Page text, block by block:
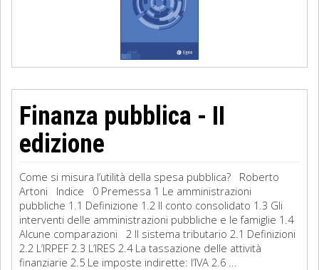
Finanza pubblica - II
edizione
Come si misura l’utilità della spesa pubblica? Roberto
Artoni Indice 0 Premessa 1 Le amministrazioni
pubbliche 1.1 Definizione 1.2 Il conto consolidato 1.3 Gli
interventi delle amministrazioni pubbliche e le famiglie 1.4
Alcune comparazioni 2 Il sistema tributario 2.1 Definizioni
2.2 L’IRPEF 2.3 L’IRES 2.4 La tassazione delle attività
finanziarie 2.5 Le imposte indirette: l’IVA 2.6 ...